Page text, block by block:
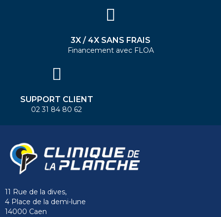
3X / 4X SANS FRAIS
Financement avec FLOA
SUPPORT CLIENT
02 31 84 80 62
11 Rue de la dives,
4 Place de la demi-lune
14000 Caen